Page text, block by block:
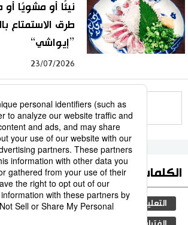
نيئًا أو مشويًا
طرق الاستمتاع
”إيواشي“
23/07/2026
للمزيد
الكلمات الأكثر بحثا
التعليم الياباني مجتمع الجنس